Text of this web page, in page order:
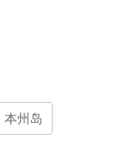
本州岛